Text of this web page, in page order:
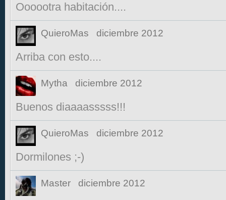
Oooootra habitación....
QuieroMas diciembre 2012
Arriba con esto....
Mytha diciembre 2012
Buenos diaaaasssss!!!
QuieroMas diciembre 2012
Dormilones ;-)
Master diciembre 2012